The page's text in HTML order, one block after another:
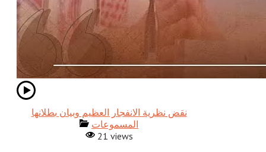
نقض نظرية الانفجار العظيم وبيان بطلانها
المسموعات
21 views